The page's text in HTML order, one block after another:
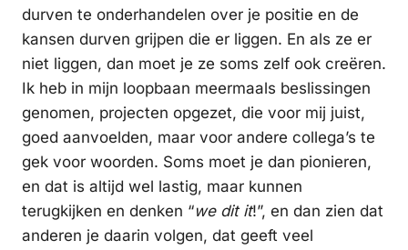
durven te onderhandelen over je positie en de
kansen durven grijpen die er liggen. En als ze er
niet liggen, dan moet je ze soms zelf ook creëren.
Ik heb in mijn loopbaan meermaals beslissingen
genomen, projecten opgezet, die voor mij juist,
goed aanvoelden, maar voor andere collega’s te
gek voor woorden. Soms moet je dan pionieren,
en dat is altijd wel lastig, maar kunnen
terugkijken en denken “we dit it!”, en dan zien dat
anderen je daarin volgen, dat geeft veel